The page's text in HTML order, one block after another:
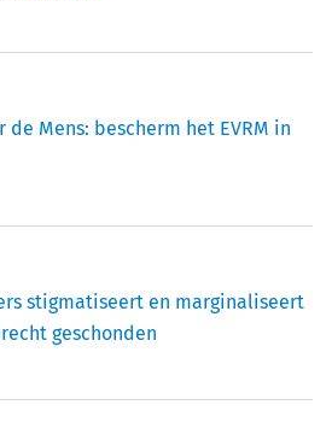
de Mens: bescherm het EVRM in
stigmatiseert en marginaliseert
geschonden